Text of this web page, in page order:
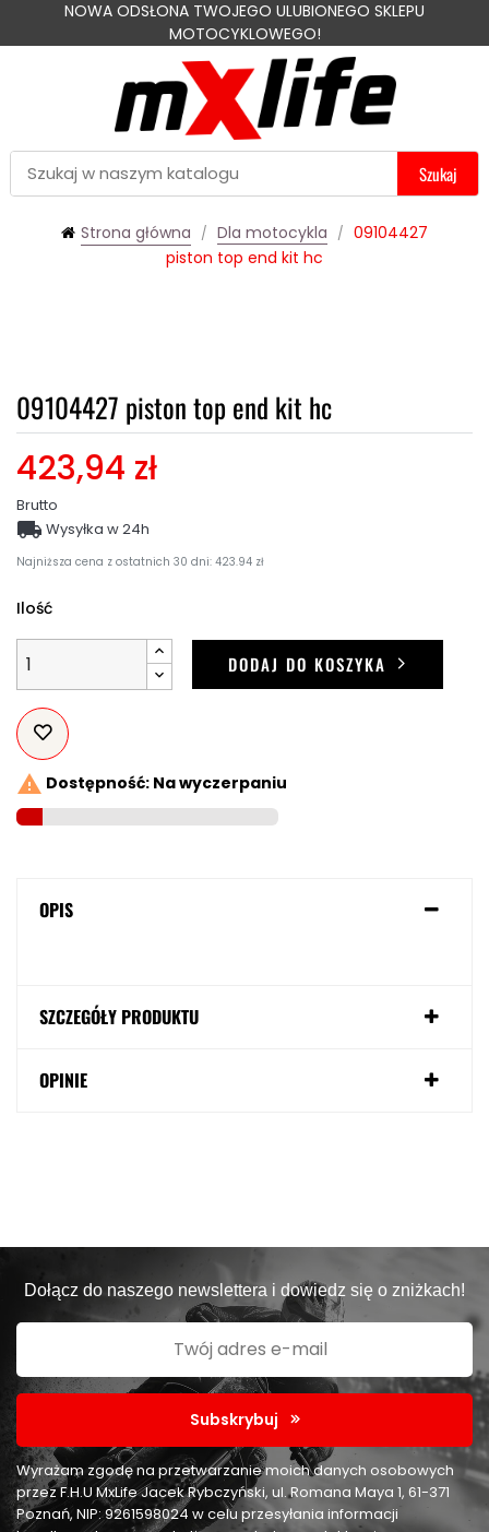
NOWA ODSŁONA TWOJEGO ULUBIONEGO SKLEPU
MOTOCYKLOWEGO!
Szukaj
Strona główna Dla motocykla
09104427
piston top end kit hc
09104427 piston top end kit hc
423,94 zł
Brutto
Najniższa cena z ostatnich 30 dni: 423.94 zł
 Wysyłka w 24h
Ilość
DODAJ DO KOSZYKA
 Dostępność: Na wyczerpaniu
OPIS
SZCZEGÓŁY PRODUKTU
OPINIE
Dołącz do naszego newslettera i dowiedz się o zniżkach!
Subskrybuj
Wyrażam zgodę na przetwarzanie moich danych osobowych
przez F.H.U MxLife Jacek Rybczyński, ul. Romana Maya 1, 61-371
Poznań, NIP: 9261598024 w celu przesyłania informacji